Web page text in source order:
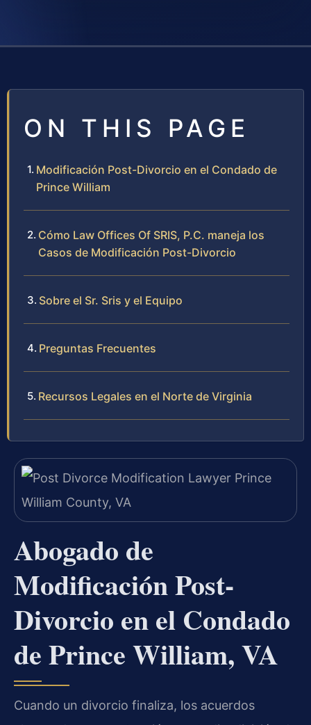
ON THIS PAGE
Modificación Post-Divorcio en el Condado de
Prince William
Cómo Law Offices Of SRIS, P.C. maneja los
Casos de Modificación Post-Divorcio
Sobre el Sr. Sris y el Equipo
Preguntas Frecuentes
Recursos Legales en el Norte de Virginia
Abogado de
Modificación Post-
Divorcio en el Condado
de Prince William, VA
Cuando un divorcio finaliza, los acuerdos